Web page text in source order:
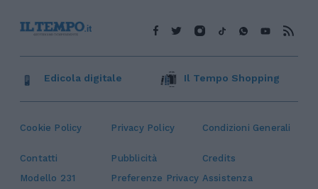
Cookie Policy Privacy Policy Condizioni Generali
Contatti Pubblicità
Credits
Modello 231
Preferenze Privacy Assistenza
Edicola digitale Il Tempo Shopping